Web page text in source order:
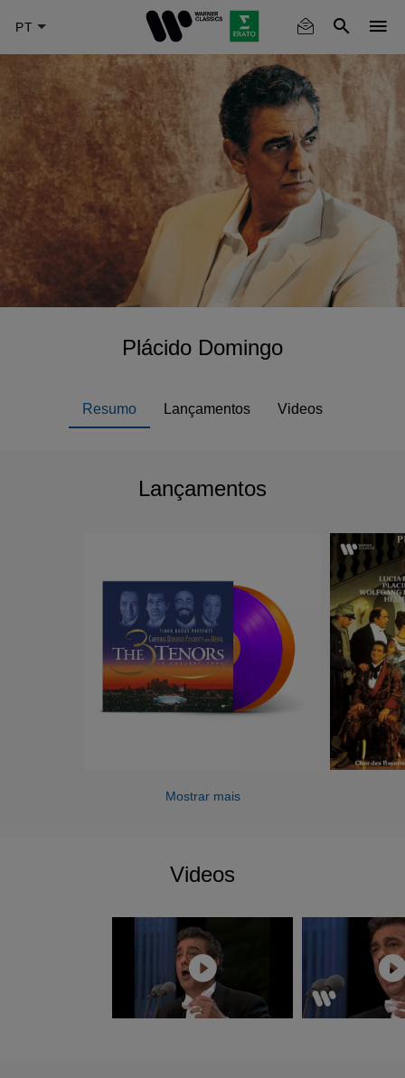
main
Plácido Domingo
Resumo Lançamentos Videos
Lançamentos
Mostrar mais
Videos